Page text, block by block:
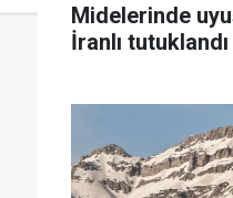
Midelerinde
İranlı tutuklandı